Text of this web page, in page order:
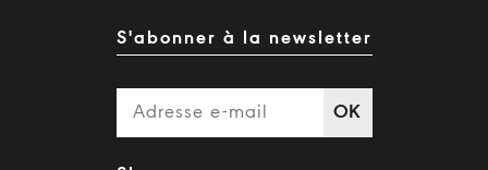
S'abonner à la newsletter
OK